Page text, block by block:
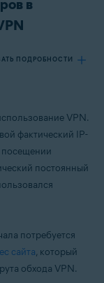
в
ПОДРОБНОСТИ
версия
VPN.
фактический IP-
посещении
постоянный
потребуется
сайта, который
обхода VPN.